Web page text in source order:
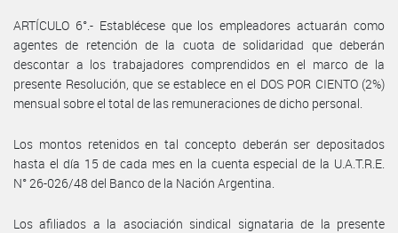
ARTÍCULO 6°.- Establécese que los empleadores actuarán como
agentes de retención de la cuota de solidaridad que deberán
descontar a los trabajadores comprendidos en el marco de la
presente Resolución, que se establece en el DOS POR CIENTO (2%)
mensual sobre el total de las remuneraciones de dicho personal.
Los montos retenidos en tal concepto deberán ser depositados
hasta el día 15 de cada mes en la cuenta especial de la U.A.T.R.E.
N° 26-026/48 del Banco de la Nación Argentina.
Los afiliados a la asociación sindical signataria de la presente